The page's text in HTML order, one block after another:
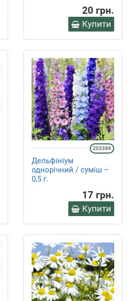
20 грн.
Купити
Дельфініум
однорічний / суміш –
0,5 г.
203389
17 грн.
Купити